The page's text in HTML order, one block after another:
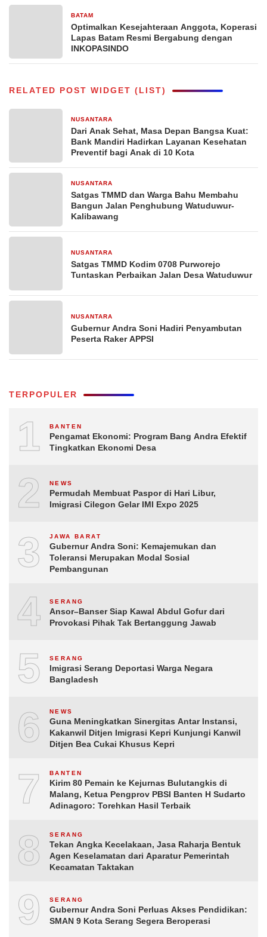
BATAM
Optimalkan Kesejahteraan Anggota, Koperasi
Lapas Batam Resmi Bergabung dengan
INKOPASINDO
RELATED POST WIDGET (LIST)
NUSANTARA
Dari Anak Sehat, Masa Depan Bangsa Kuat:
Bank Mandiri Hadirkan Layanan Kesehatan
Preventif bagi Anak di 10 Kota
NUSANTARA
Satgas TMMD dan Warga Bahu Membahu
Bangun Jalan Penghubung Watuduwur-
Kalibawang
NUSANTARA
Satgas TMMD Kodim 0708 Purworejo
Tuntaskan Perbaikan Jalan Desa Watuduwur
NUSANTARA
Gubernur Andra Soni Hadiri Penyambutan
Peserta Raker APPSI
TERPOPULER
1 BANTEN
Pengamat Ekonomi: Program Bang Andra Efektif
Tingkatkan Ekonomi Desa
2 NEWS
Permudah Membuat Paspor di Hari Libur,
Imigrasi Cilegon Gelar IMI Expo 2025
3 JAWA BARAT
Gubernur Andra Soni: Kemajemukan dan
Toleransi Merupakan Modal Sosial
Pembangunan
4 SERANG
Ansor–Banser Siap Kawal Abdul Gofur dari
Provokasi Pihak Tak Bertanggung Jawab
5 SERANG
Imigrasi Serang Deportasi Warga Negara
Bangladesh
6 NEWS
Guna Meningkatkan Sinergitas Antar Instansi,
Kakanwil Ditjen Imigrasi Kepri Kunjungi Kanwil
Ditjen Bea Cukai Khusus Kepri
7 BANTEN
Kirim 80 Pemain ke Kejurnas Bulutangkis di
Malang, Ketua Pengprov PBSI Banten H Sudarto
Adinagoro: Torehkan Hasil Terbaik
8 SERANG
Tekan Angka Kecelakaan, Jasa Raharja Bentuk
Agen Keselamatan dari Aparatur Pemerintah
Kecamatan Taktakan
9 SERANG
Gubernur Andra Soni Perluas Akses Pendidikan:
SMAN 9 Kota Serang Segera Beroperasi